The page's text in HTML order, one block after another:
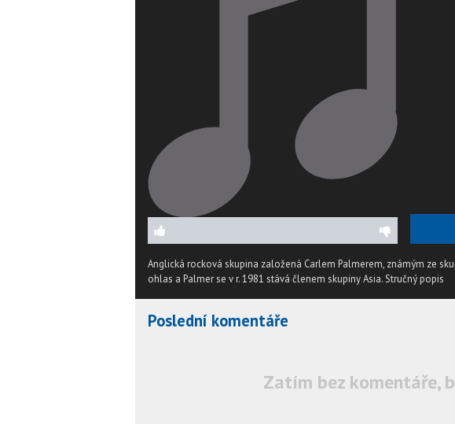
Anglická rocková skupina založená Carlem Palmerem, známým ze
ohlas a Palmer se v r. 1981 stává členem skupiny Asia.Stručný popis
Poslední komentáře
Zatím bez komentáře,